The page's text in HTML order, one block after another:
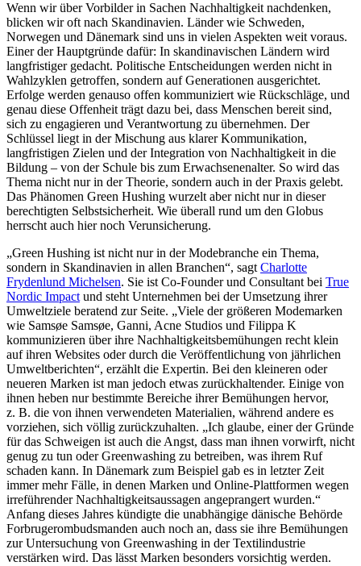
Wenn wir über Vorbilder in Sachen Nachhaltigkeit nachdenken,
blicken wir oft nach Skandinavien. Länder wie Schweden,
Norwegen und Dänemark sind uns in vielen Aspekten weit voraus.
Einer der Hauptgründe dafür: In skandinavischen Ländern wird
langfristiger gedacht. Politische Entscheidungen werden nicht in
Wahlzyklen getroffen, sondern auf Generationen ausgerichtet.
Erfolge werden genauso offen kommuniziert wie Rückschläge, und
genau diese Offenheit trägt dazu bei, dass Menschen bereit sind,
sich zu engagieren und Verantwortung zu übernehmen. Der
Schlüssel liegt in der Mischung aus klarer Kommunikation,
langfristigen Zielen und der Integration von Nachhaltigkeit in die
Bildung – von der Schule bis zum Erwachsenenalter. So wird das
Thema nicht nur in der Theorie, sondern auch in der Praxis gelebt.
Das Phänomen Green Hushing wurzelt aber nicht nur in dieser
berechtigten Selbstsicherheit. Wie überall rund um den Globus
herrscht auch hier noch Verunsicherung.
„Green Hushing ist nicht nur in der Modebranche ein Thema,
sondern in Skandinavien in allen Branchen“, sagt Charlotte
Frydenlund Michelsen. Sie ist Co-Founder und Consultant bei True
Nordic Impact und steht Unternehmen bei der Umsetzung ihrer
Umweltziele beratend zur Seite. „Viele der größeren Modemarken
wie Samsøe Samsøe, Ganni, Acne Studios und Filippa K
kommunizieren über ihre Nachhaltigkeitsbemühungen recht klein
auf ihren Websites oder durch die Veröffentlichung von jährlichen
Umweltberichten“, erzählt die Expertin. Bei den kleineren oder
neueren Marken ist man jedoch etwas zurückhaltender. Einige von
ihnen heben nur bestimmte Bereiche ihrer Bemühungen hervor,
z. B. die von ihnen verwendeten Materialien, während andere es
vorziehen, sich völlig zurückzuhalten. „Ich glaube, einer der Gründe
für das Schweigen ist auch die Angst, dass man ihnen vorwirft, nicht
genug zu tun oder Greenwashing zu betreiben, was ihrem Ruf
schaden kann. In Dänemark zum Beispiel gab es in letzter Zeit
immer mehr Fälle, in denen Marken und Online-Plattformen wegen
irreführender Nachhaltigkeitsaussagen angeprangert wurden.“
Anfang dieses Jahres kündigte die unabhängige dänische Behörde
Forbrugerombudsmanden auch noch an, dass sie ihre Bemühungen
zur Untersuchung von Greenwashing in der Textilindustrie
verstärken wird. Das lässt Marken besonders vorsichtig werden.